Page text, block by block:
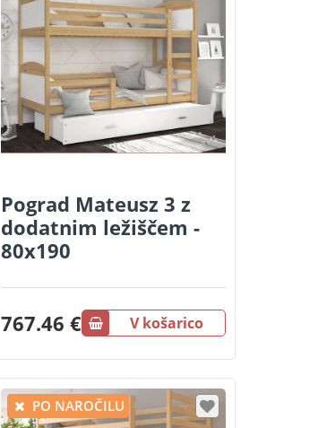
Pograd Mateusz 3 z
dodatnim ležiščem -
80x190
767.46 € V košarico
PO NAROČILU